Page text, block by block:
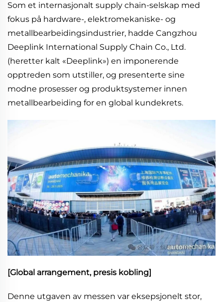
Som et internasjonalt supply chain-selskap med
fokus på hardware-, elektromekaniske- og
metallbearbeidingsindustrier, hadde Cangzhou
Deeplink International Supply Chain Co., Ltd.
(heretter kalt «Deeplink») en imponerende
opptreden som utstiller, og presenterte sine
modne prosesser og produktsystemer innen
metallbearbeiding for en global kundekrets.
[Global arrangement, presis kobling]
Denne utgaven av messen var eksepsjonelt stor,